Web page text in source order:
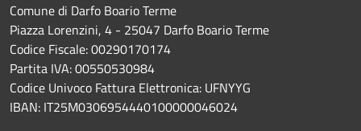
Comune di Darfo Boario Terme
Piazza Lorenzini, 4 - 25047 Darfo Boario Terme
Codice Fiscale: 00290170174
Partita IVA: 00550530984
Codice Univoco Fattura Elettronica: UFNYYG
IBAN: IT25M0306954440100000046024